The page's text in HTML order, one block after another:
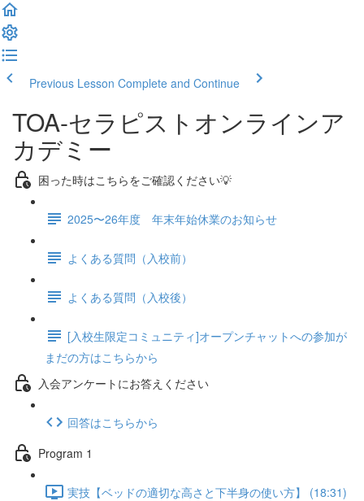
Previous Lesson Complete and Continue
TOA-セラピストオンラインア
カデミー
困った時はこちらをご確認ください💡
2025〜26年度 年末年始休業のお知らせ
よくある質問（入校前）
よくある質問（入校後）
[入校生限定コミュニティ]オープンチャットへの参加が
まだの方はこちらから
入会アンケートにお答えください
回答はこちらから
Program 1
実技【ベッドの適切な高さと下半身の使い方】 (18:31)